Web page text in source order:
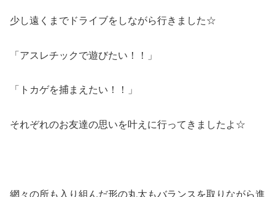
少し遠くまでドライブをしながら行きました☆
「アスレチックで遊びたい！！」
「トカゲを捕まえたい！！」
それぞれのお友達の思いを叶えに行ってきましたよ☆
網々の所も入り組んだ形の丸太もバランスを取りながら進